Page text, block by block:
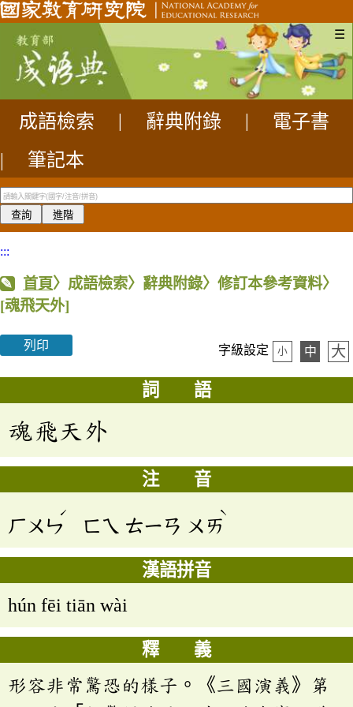
☰
成語檢索 辭典附錄
電子書
|
筆記本
:::
首頁〉成語檢索〉辭典附錄〉修訂本參考資料〉
[魂飛天外]
列印 字級設定 小 中 大
詞 語
魂飛天外
注 音
ㄏㄨㄣ
ˊ
ㄈㄟ ㄊㄧㄢ ㄨㄞ
ˋ
漢語拼音
hún fēi tiān wài
釋 義
形容非常驚恐的樣子。《三國演義》第